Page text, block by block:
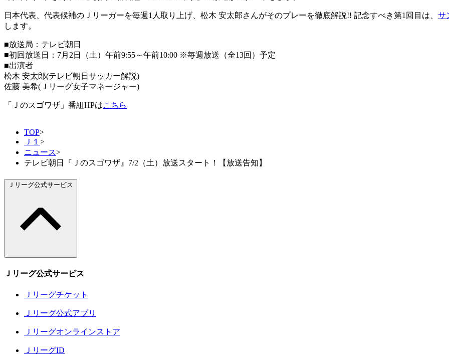
日本代表、代表候補のＪリーガーを毎週1人取り上げ、松木 安太郎さんがそのプレーを徹底解説!! 記念すべき第1回目は、 サ
します。
■放送局：テレビ朝日
■初回放送日：7月2日（土）午前9:55～午前10:00 ※毎週放送（全13回）予定
■出演者
松木 安太郎(テレビ朝日サッカー解説)
佐藤 美希(Ｊリーグ女子マネージャー)
「Ｊのスゴワザ」番組HPはこちら
TOP>
Ｊ１ >
ニュース>
テレビ朝日『Ｊのスゴワザ』7/2（土）放送スタート！【放送告知】
Ｊリーグ公式サービス
Ｊリーグ公式サービス
Ｊリーグチケット
Ｊリーグ公式アプリ
Ｊリーグオンラインストア
ＪリーグID